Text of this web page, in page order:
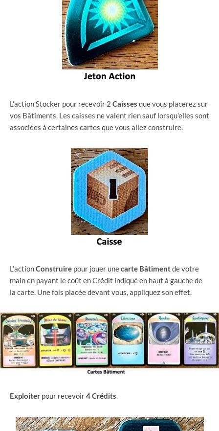
L’action Stocker pour recevoir 2 Caisses que vous placerez sur
vos Bâtiments. Les caisses ne valent rien sauf lorsqu’elles sont
associées à certaines cartes que vous allez construire.
L’actionConstruire pour jouer unecarte Bâtimentde votre
main en payant le coût en Crédit indiqué en haut à gauche de
la carte. Une fois placée devant vous, appliquez son effet.
Exploiter pour recevoir4 Crédits.